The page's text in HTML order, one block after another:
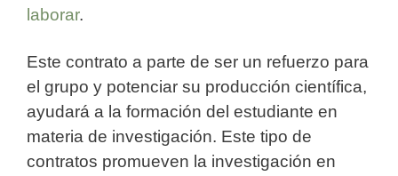
laborar.
Este contrato a parte de ser un refuerzo para
el grupo y potenciar su producción científica,
ayudará a la formación del estudiante en
materia de investigación. Este tipo de
contratos promueven la investigación en